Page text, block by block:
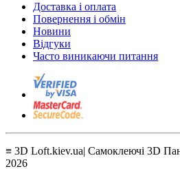
Доставка і оплата
Повернення і обмін
Новини
Відгуки
Часто виникаючи питання
≡ 3D Loft.kiev.ua| Самоклеючі 3D
2026